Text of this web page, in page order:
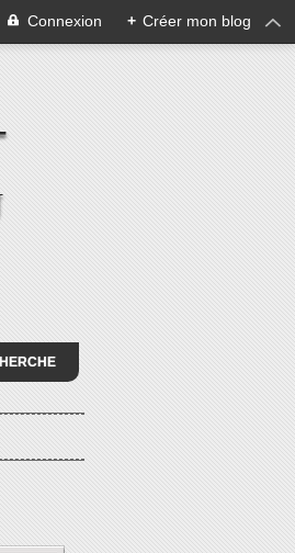
Connexion + Créer mon blog